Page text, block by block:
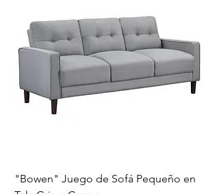
"Bowen" Juego de Sofá Pequeño en